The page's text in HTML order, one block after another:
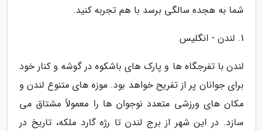
شما به هجده سالگی برسد با هم تجربه کنید.
1. لندن - انگلیس
لندن با تفرجگاه ها و پارک های باشکوه در گوشه و کنار خود
برای جوانان پر از تفریح خواهد بود. موزه های متنوع لندن و
مکان های ورزشی متعدد نوجوان ها را معمولاً مشتاق می
سازد. در این شهر از برج لندن تا رژه گارد ملکه، تاریخ در